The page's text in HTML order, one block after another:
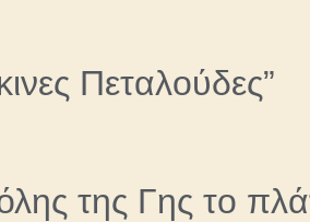
Πεταλούδες”
της Γης το